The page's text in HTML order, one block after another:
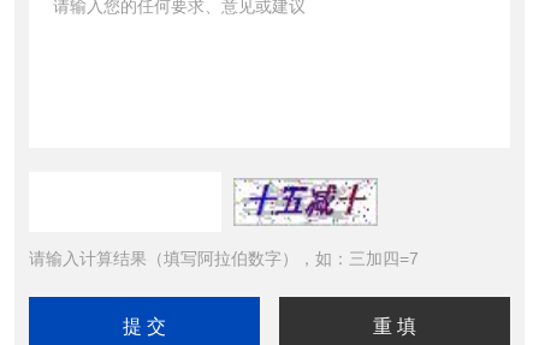
请输入计算结果（填写阿拉伯数字），如：三加四=7